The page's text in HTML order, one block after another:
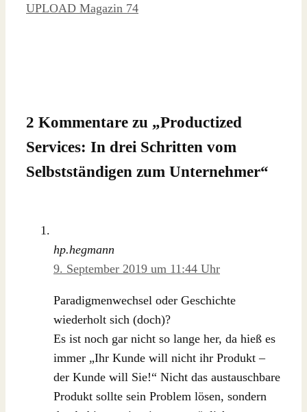
Schlagwörter
UPLOAD Magazin 74
2 Kommentare zu „Productized
Services: In drei Schritten vom
Selbstständigen zum Unternehmer“
hp.hegmann
9. September 2019 um 11:44 Uhr
Paradigmenwechsel oder Geschichte
wiederholt sich (doch)?
Es ist noch gar nicht so lange her, da hieß es
immer „Ihr Kunde will nicht ihr Produkt –
der Kunde will Sie!“ Nicht das austauschbare
Produkt sollte sein Problem lösen, sondern